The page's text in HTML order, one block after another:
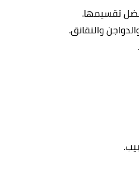
تقسيمها.
والنقانق.